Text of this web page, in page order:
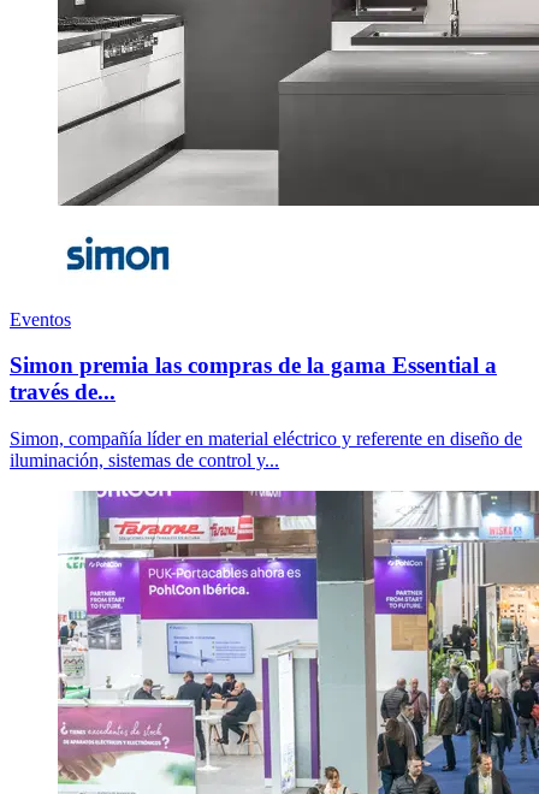
Eventos
Simon premia las compras de la gama Essential a
través de...
Simon, compañía líder en material eléctrico y referente en diseño de
iluminación, sistemas de control y...